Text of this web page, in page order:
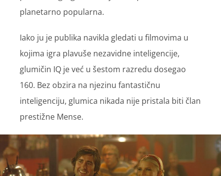
planetarno popularna.
Iako ju je publika navikla gledati u filmovima u
kojima igra plavuše nezavidne inteligencije,
glumičin IQ je već u šestom razredu dosegao
160. Bez obzira na njezinu fantastičnu
inteligenciju, glumica nikada nije pristala biti član
prestižne Mense.